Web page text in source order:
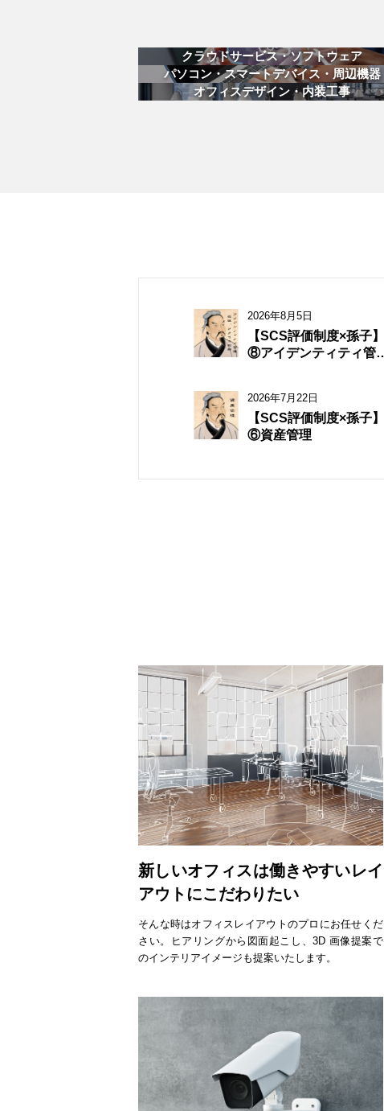
クラウドサービス・ソフトウェア
パソコン・スマートデバイス・周辺機器
オフィスデザイン・内装工事
2026年8月5日
【SCS評価制度×孫子】
⑧アイデンティティ管
2026年7月22日
【SCS評価制度×孫子】
⑥資産管理
新しいオフィスは働きやすいレイ
アウトにこだわりたい
そんな時はオフィスレイアウトのプロにお任せくだ
さい。ヒアリングから図面起こし、3D 画像提案で
のインテリアイメージも提案いたします。